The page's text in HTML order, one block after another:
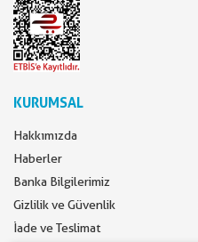
KURUMSAL
Hakkımızda
Haberler
Banka Bilgilerimiz
Gizlilik ve Güvenlik
İade ve Teslimat